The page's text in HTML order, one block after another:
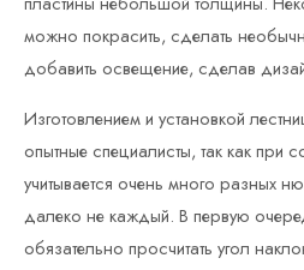
можно покрасить, сделать
добавить освещение, сделав
Изготовлением и установкой
опытные специалисты, так как при
учитывается очень много разных
далеко не каждый. В первую
обязательно просчитать угол